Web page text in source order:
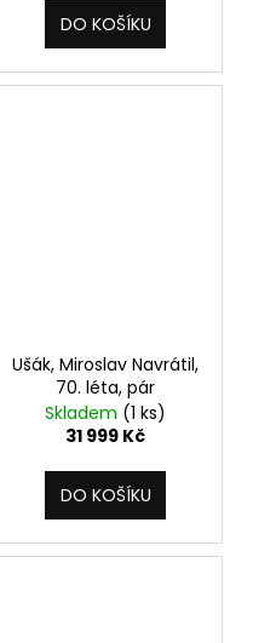
DO KOŠÍKU
Ušák, Miroslav Navrátil,
70. léta, pár
Skladem (1 ks)
31 999 Kč
DO KOŠÍKU